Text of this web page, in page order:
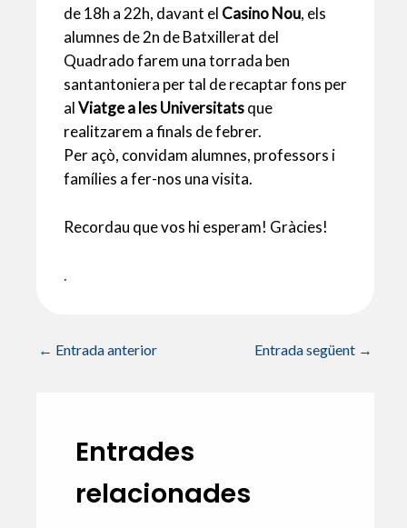
de 18h a 22h, davant el Casino Nou, els
alumnes de 2n de Batxillerat del
Quadrado farem una torrada ben
santantoniera per tal de recaptar fons per
alViatge a les Universitatsque
realitzarem a finals de febrer.
Per açò, convidam alumnes, professors i
famílies a fer-nos una visita.
Recordau que vos hi esperam! Gràcies!
.
← Entrada anterior Entrada següent →
Entrades
relacionades